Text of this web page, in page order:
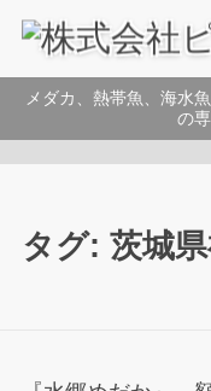
メダカ、熱帯魚、海水
の
タグ: 茨城